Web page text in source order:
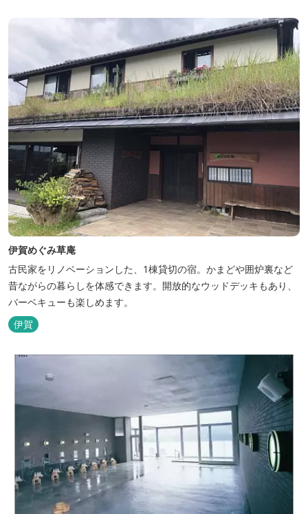
伊賀めぐみ草庵
古民家をリノベーションした、1棟貸切の宿。かまどや囲炉裏など
昔ながらの暮らしを体感できます。開放的なウッドデッキもあり、
バーベキューも楽しめます。
伊賀